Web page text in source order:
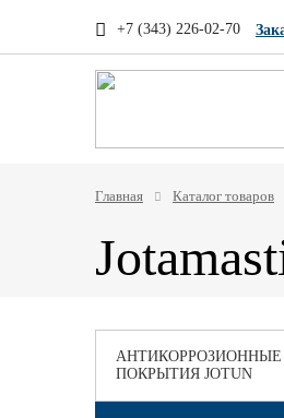
+7 (343) 226-02-70
Главная Каталог товаров
АНТИКОРРОЗИОННЫЕ
ПОКРЫТИЯ JOTUN